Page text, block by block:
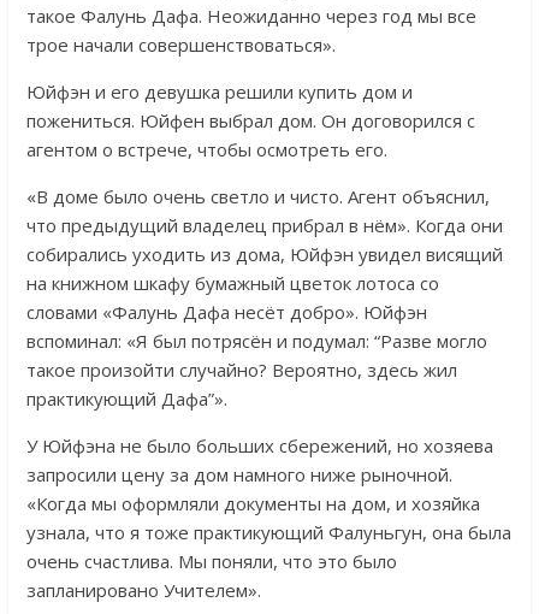
такое Фалунь Дафа. Неожиданно через год мы все
трое начали совершенствоваться».
Юйфэн и его девушка решили купить дом и
пожениться. Юйфен выбрал дом. Он договорился с
агентом о встрече, чтобы осмотреть его.
«В доме было очень светло и чисто. Агент объяснил,
что предыдущий владелец прибрал в нём». Когда они
собирались уходить из дома, Юйфэн увидел висящий
на книжном шкафу бумажный цветок лотоса со
словами «Фалунь Дафа несёт добро». Юйфэн
вспоминал: «Я был потрясён и подумал: “Разве могло
такое произойти случайно? Вероятно, здесь жил
практикующий Дафа”».
У Юйфэна не было больших сбережений, но хозяева
запросили цену за дом намного ниже рыночной.
«Когда мы оформляли документы на дом, и хозяйка
узнала, что я тоже практикующий Фалуньгун, она была
очень счастлива. Мы поняли, что это было
запланировано Учителем».